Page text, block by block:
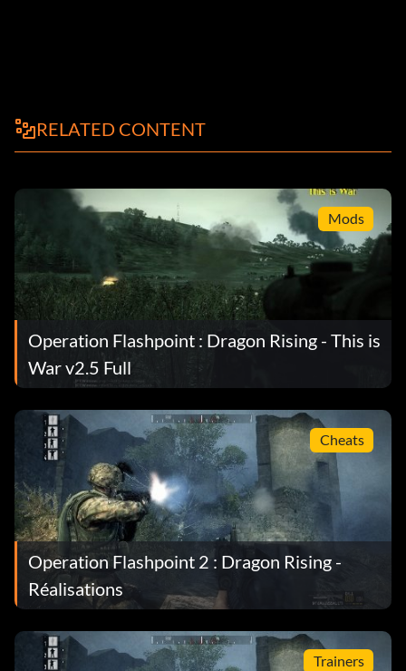
RELATED CONTENT
Mods
Operation Flashpoint : Dragon Rising - This is
War v2.5 Full
Cheats
Operation Flashpoint 2 : Dragon Rising -
Réalisations
Trainers